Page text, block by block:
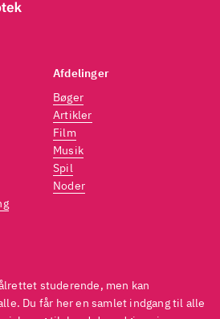
studerende, men kan
Du får her en samlet indgang til alle
Afdelinger
Bøger
Artikler
Film
Musik
Spil
Noder